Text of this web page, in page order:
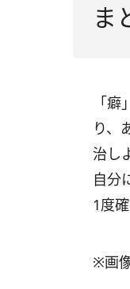
ま
「
り、
治し
自分
1度
※画